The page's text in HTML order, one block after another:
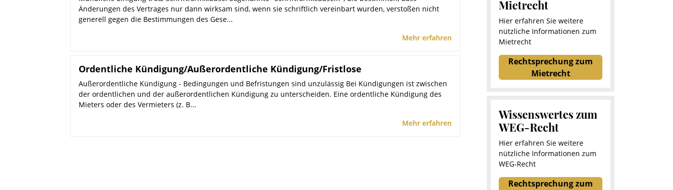
Änderungen des Vertrages nur dann wirksam sind, wenn sie schriftlich vereinbart wurden, verstoßen nicht
generell gegen die Bestimmungen des Gese...
Mehr erfahren
Ordentliche Kündigung/Außerordentliche Kündigung/Fristlose
Außerordentliche Kündigung - Bedingungen und Befristungen sind unzulässig Bei Kündigungen ist zwischen
der ordentlichen und der außerordentlichen Kündigung zu unterscheiden. Eine ordentliche Kündigung des
Mieters oder des Vermieters (z. B...
Mehr erfahren
Mietrecht
Hier erfahren Sie weitere
nützliche Informationen zum
Mietrecht
Rechtsprechung zum
Mietrecht
Wissenswertes zum
WEG-Recht
Hier erfahren Sie weitere
nützliche Informationen zum
WEG-Recht
Rechtsprechung zum